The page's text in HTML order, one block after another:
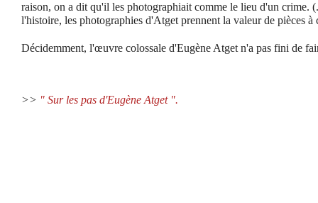
raison, on a dit qu'il les photographiait comme le lieu d'un crime.
l'histoire, les photographies d'Atget prennent la valeur de pièces
Décidemment, l'œuvre colossale d'Eugène Atget n'a pas fini de
>> " Sur les pas d'Eugène Atget ".